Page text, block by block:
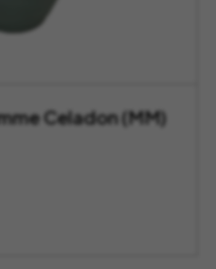
Celadon (MM)